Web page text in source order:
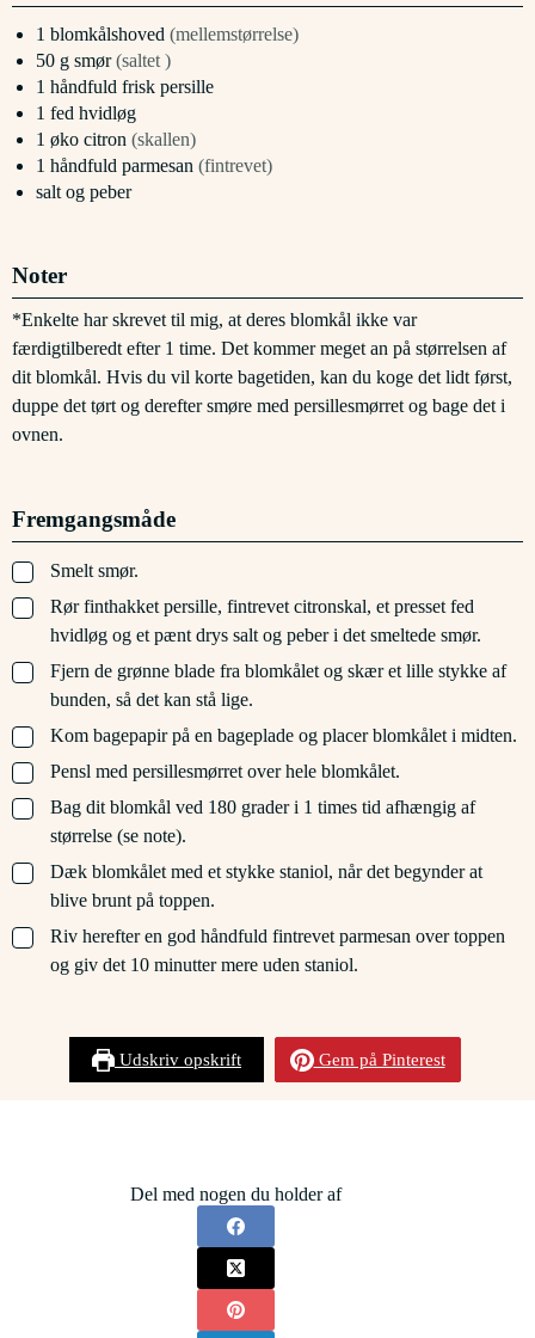
1 blomkålshoved (mellemstørrelse)
50 g smør (saltet )
1 håndfuld frisk persille
1 fed hvidløg
1 øko citron (skallen)
1 håndfuld parmesan (fintrevet)
salt og peber
Noter
*Enkelte har skrevet til mig, at deres blomkål ikke var
færdigtilberedt efter 1 time. Det kommer meget an på størrelsen af
dit blomkål. Hvis du vil korte bagetiden, kan du koge det lidt først,
duppe det tørt og derefter smøre med persillesmørret og bage det i
ovnen.
Fremgangsmåde
▢
Smelt smør.
▢
Rør finthakket persille, fintrevet citronskal, et presset fed
hvidløg og et pænt drys salt og peber i det smeltede smør.
▢
Fjern de grønne blade fra blomkålet og skær et lille stykke af
bunden, så det kan stå lige.
▢
Kom bagepapir på en bageplade og placer blomkålet i midten.
▢
Pensl med persillesmørret over hele blomkålet.
▢
Bag dit blomkål ved 180 grader i 1 times tid afhængig af
størrelse (se note).
▢
Dæk blomkålet med et stykke staniol, når det begynder at
blive brunt på toppen.
▢
Riv herefter en god håndfuld fintrevet parmesan over toppen
og giv det 10 minutter mere uden staniol.
Udskriv opskrift Gem på Pinterest
Del med nogen du holder af